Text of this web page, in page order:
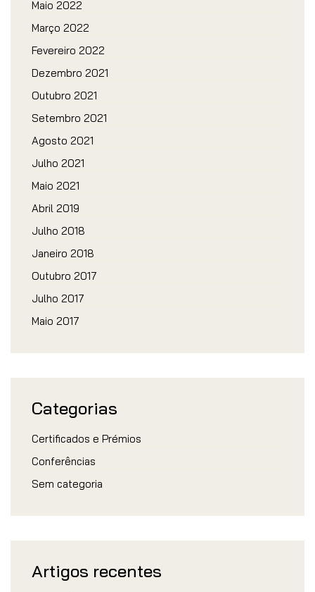
Maio 2022
Março 2022
Fevereiro 2022
Dezembro 2021
Outubro 2021
Setembro 2021
Agosto 2021
Julho 2021
Maio 2021
Abril 2019
Julho 2018
Janeiro 2018
Outubro 2017
Julho 2017
Maio 2017
Categorias
Certificados e Prémios
Conferências
Sem categoria
Artigos recentes